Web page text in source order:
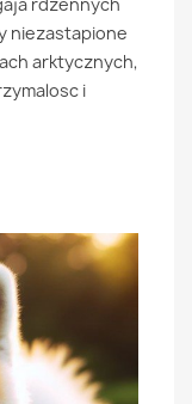
niezastapione
arktycznych,
i